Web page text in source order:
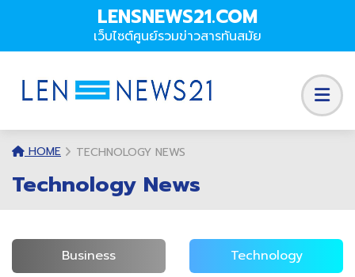
LENSNEWS21.COM
เว็บไซต์ศูนย์รวมข่าวสารทันสมัย
HOME TECHNOLOGY NEWS
Technology News
Business Technology